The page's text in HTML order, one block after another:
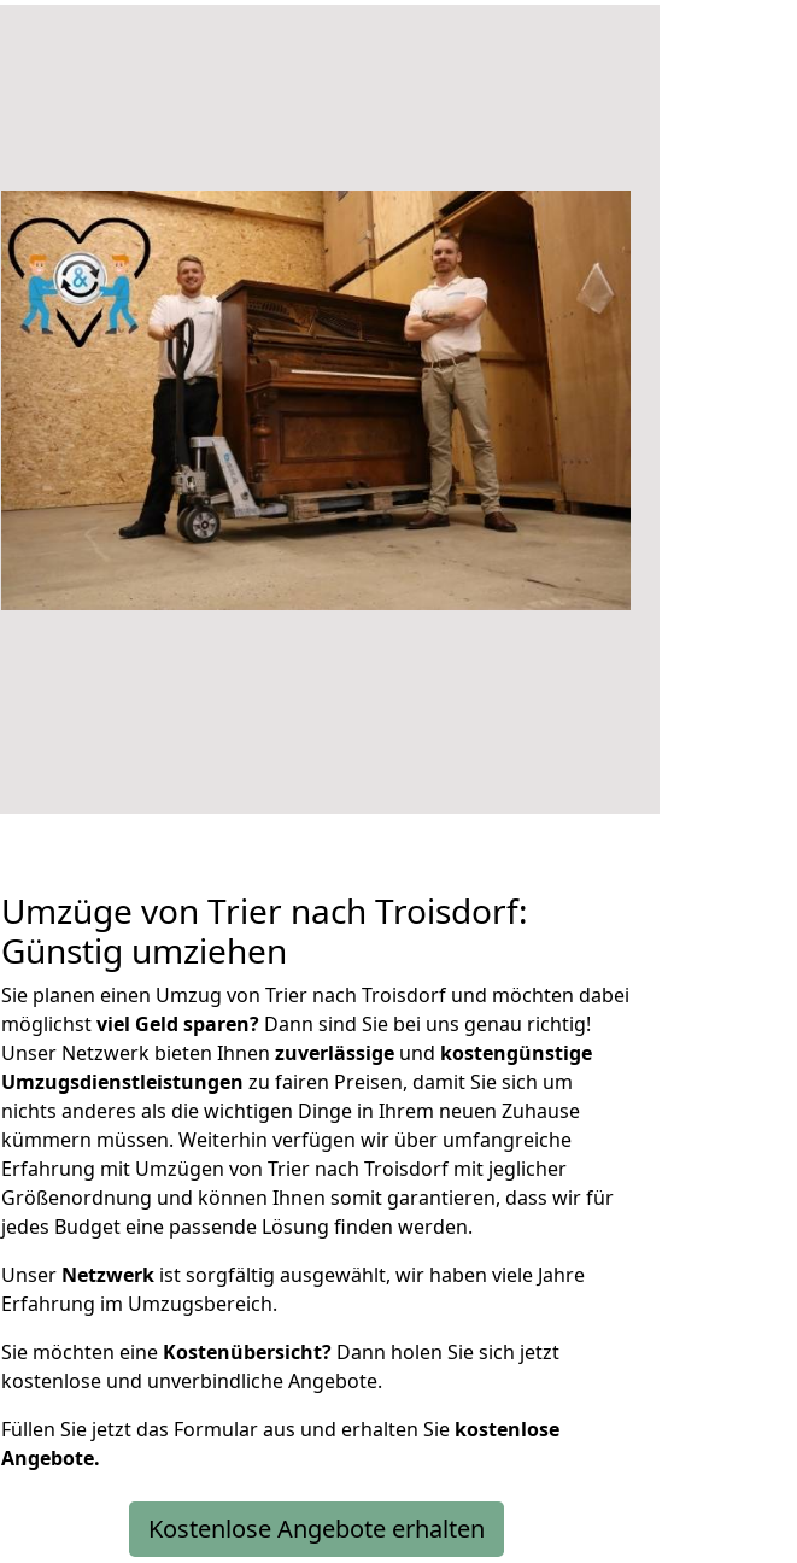
Umzüge von Trier nach Troisdorf:
Günstig umziehen
Sie planen einen Umzug von Trier nach Troisdorf und möchten dabei
möglichstviel Geld sparen? Dann sind Sie bei uns genau richtig!
Unser Netzwerk bieten Ihnen zuverlässige und kostengünstige
Umzugsdienstleistungen zu fairen Preisen, damit Sie sich um
nichts anderes als die wichtigen Dinge in Ihrem neuen Zuhause
kümmern müssen. Weiterhin verfügen wir über umfangreiche
Erfahrung mit Umzügen von Trier nach Troisdorf mit jeglicher
Größenordnung und können Ihnen somit garantieren, dass wir für
jedes Budget eine passende Lösung finden werden.
Unser Netzwerk ist sorgfältig ausgewählt, wir haben viele Jahre
Erfahrung im Umzugsbereich.
Sie möchten eine Kostenübersicht? Dann holen Sie sich jetzt
kostenlose und unverbindliche Angebote.
Füllen Sie jetzt das Formular aus und erhalten Sie kostenlose
Angebote.
Kostenlose Angebote erhalten